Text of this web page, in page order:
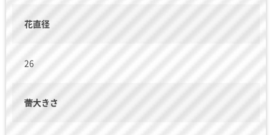
花直径
26
蕾大きさ